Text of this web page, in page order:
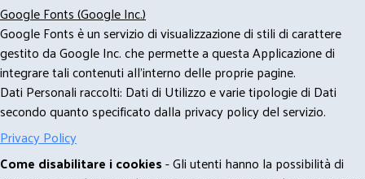
Google Fonts (Google Inc.)
Google Fonts è un servizio di visualizzazione di stili di carattere
gestito da Google Inc. che permette a questa Applicazione di
integrare tali contenuti all'interno delle proprie pagine.
Dati Personali raccolti: Dati di Utilizzo e varie tipologie di Dati
secondo quanto specificato dalla privacy policy del servizio.
Privacy Policy
Come disabilitare i cookies- Gli utenti hanno la possibilità di